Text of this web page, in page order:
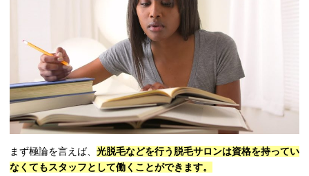
まず極論を言えば、 光脱毛などを行う脱毛サロンは資格を持ってい
なくてもスタッフとして働くことができます。